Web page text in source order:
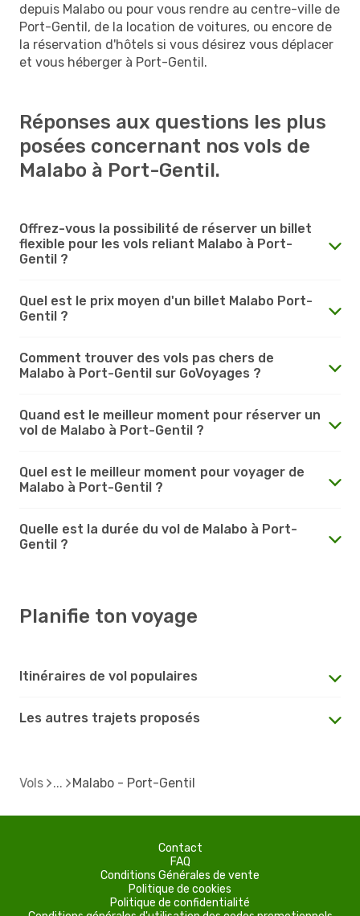
depuis Malabo ou pour vous rendre au centre-ville de
Port-Gentil, de la location de voitures, ou encore de
la réservation d'hôtels si vous désirez vous déplacer
et vous héberger à Port-Gentil.
Réponses aux questions les plus
posées concernant nos vols de
Malabo à Port-Gentil.
Offrez-vous la possibilité de réserver un billet
flexible pour les vols reliant Malabo à Port-
Gentil ?
Quel est le prix moyen d'un billet Malabo Port-
Gentil ?
Comment trouver des vols pas chers de
Malabo à Port-Gentil sur GoVoyages ?
Quand est le meilleur moment pour réserver un
vol de Malabo à Port-Gentil ?
Quel est le meilleur moment pour voyager de
Malabo à Port-Gentil ?
Quelle est la durée du vol de Malabo à Port-
Gentil ?
Planifie ton voyage
Itinéraires de vol populaires
Les autres trajets proposés
Vols Malabo - Port-Gentil
Contact
FAQ
Conditions Générales de vente
Politique de cookies
Politique de confidentialité